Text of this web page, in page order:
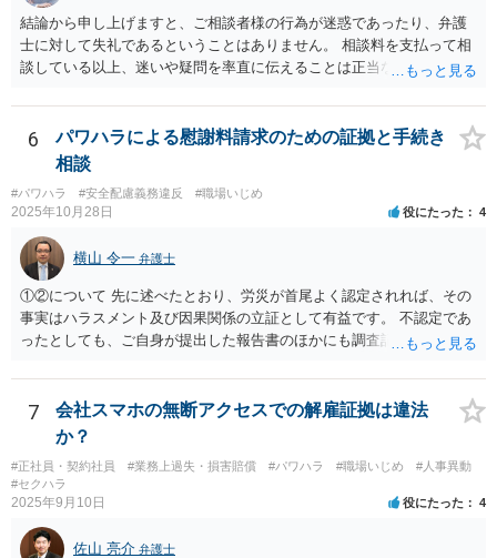
結論から申し上げますと、ご相談者様の行為が迷惑であったり、弁護
士に対して失礼であるということはありません。 相談料を支払って相
談している以上、迷いや疑問を率直に伝えることは正当な行為です。
に解決している中で個人を訴える案件は、法的・実務的にハードルが
高く、実益も乏しいと判断されやすいため、対応をためらう弁護士が
多いという事情があります。ただし、それを理由に怒鳴ったり感情的
に対応することは、適切とは言えません。 また、複数の弁護士に相談
すること自体も全く失礼ではありません。相性や考え方を見極めるた
めに意見を聞くことは、ごく自然なことです。 本件は「法的に可能
か」と「お気持ちの整理」との間で悩まれている状況と拝察します。
結果の見通しや実益を踏まえつつ、納得できる判断ができるよう、冷
静に話を聞いてくれる弁護士を選ばれることが大切だと思います。 少
しでもご参考になれば幸いです。
6
パワハラによる慰謝料請求のための証拠と手続き
相談
#パワハラ #安全配慮義務違反 #職場いじめ
2025年10月28日 役にたった 4
横山 令一 弁護士
①②について 先に述べたとおり、労災が首尾よく認定されれば、その
事実はハラスメント及び因果関係の立証として有益です。 不認定であ
ったとしても、ご自身が提出した報告書のほかにも調査記録が残ると
請をしておくことをお勧めします。 ③について 「会社への請求を行わ
ない」という文言に上司個人を含むとは解釈しえませんので、お見込
みのとおり、上司個人への影響は考えられません。
7
会社スマホの無断アクセスでの解雇証拠は違法
か？
#正社員・契約社員 #業務上過失・損害賠償 #パワハラ #職場いじめ
#人事異動
#セクハラ
2025年9月10日 役にたった 4
佐山 亮介 弁護士